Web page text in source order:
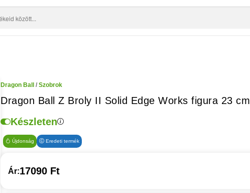
Dragon Ball / Szobrok
Dragon Ball Z Broly II Solid Edge Works figura 23 cm
Készleten
Újdonság Eredeti termék
Ár:17090 Ft